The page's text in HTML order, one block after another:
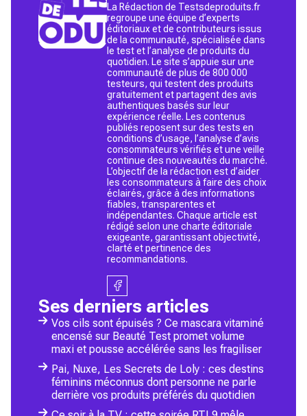
La Rédaction de Testsdeproduits.fr
regroupe une équipe d’experts
éditoriaux et de contributeurs issus
de la communauté, spécialisée dans
le test et l’analyse de produits du
quotidien. Le site s’appuie sur une
communauté de plus de 800 000
testeurs, qui testent des produits
gratuitement et partagent des avis
authentiques basés sur leur
expérience réelle. Les contenus
publiés reposent sur des tests en
conditions d’usage, l’analyse d’avis
consommateurs vérifiés et une veille
continue des nouveautés du marché.
L’objectif de la rédaction est d’aider
les consommateurs à faire des choix
éclairés, grâce à des informations
fiables, transparentes et
indépendantes. Chaque article est
rédigé selon une charte éditoriale
exigeante, garantissant objectivité,
clarté et pertinence des
recommandations.
Ses derniers articles
Vos cils sont épuisés ? Ce mascara vitaminé
encensé sur Beauté Test promet volume
maxi et pousse accélérée sans les fragiliser
Pai, Nuxe, Les Secrets de Loly : ces destins
féminins méconnus dont personne ne parle
derrière vos produits préférés du quotidien